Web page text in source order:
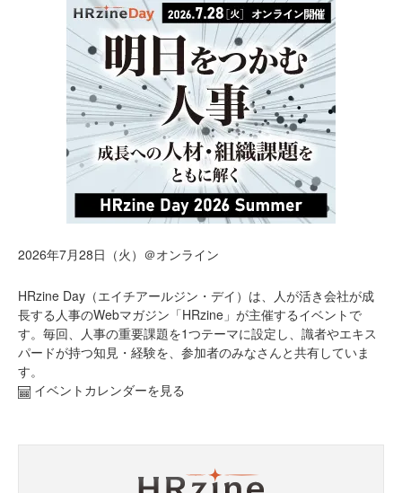
2026年7月28日（火）＠オンライン
HRzine Day（エイチアールジン・デイ）は、人が活き会社が成
長する人事のWebマガジン「HRzine」が主催するイベントで
す。毎回、人事の重要課題を1つテーマに設定し、識者やエキス
パードが持つ知見・経験を、参加者のみなさんと共有していま
す。
イベントカレンダーを見る